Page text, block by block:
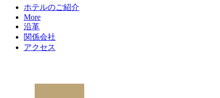
ホテルのご紹介
More
沿革
関係会社
アクセス